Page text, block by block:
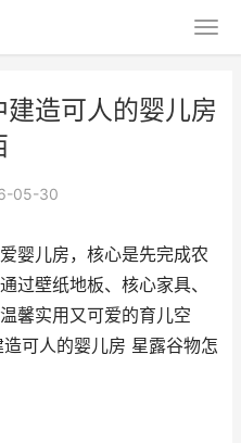
造可人的婴儿房
05-30
婴儿房，核心是先完成农
过壁纸地板、核心家具、
馨实用又可爱的育儿空
可人的婴儿房 星露谷物怎